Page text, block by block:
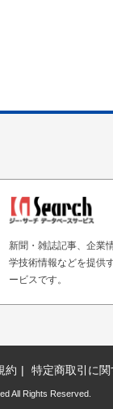
新聞・雑誌記事、企業
学技術情報などを提供
ービスです。
約 特定商取引に
All Rights Reserved.